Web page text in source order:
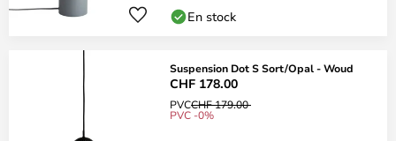
En stock
Suspension Dot S Sort/Opal - Woud
CHF 178.00
PVCCHF 179.00
PVC -0%